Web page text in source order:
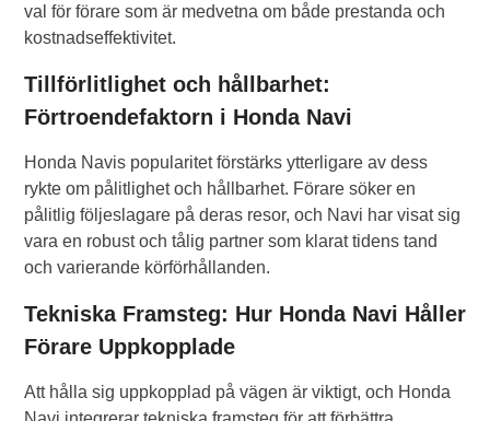
val för förare som är medvetna om både prestanda och
kostnadseffektivitet.
Tillförlitlighet och hållbarhet:
Förtroendefaktorn i Honda Navi
Honda Navis popularitet förstärks ytterligare av dess
rykte om pålitlighet och hållbarhet. Förare söker en
pålitlig följeslagare på deras resor, och Navi har visat sig
vara en robust och tålig partner som klarat tidens tand
och varierande körförhållanden.
Tekniska Framsteg: Hur Honda Navi Håller
Förare Uppkopplade
Att hålla sig uppkopplad på vägen är viktigt, och Honda